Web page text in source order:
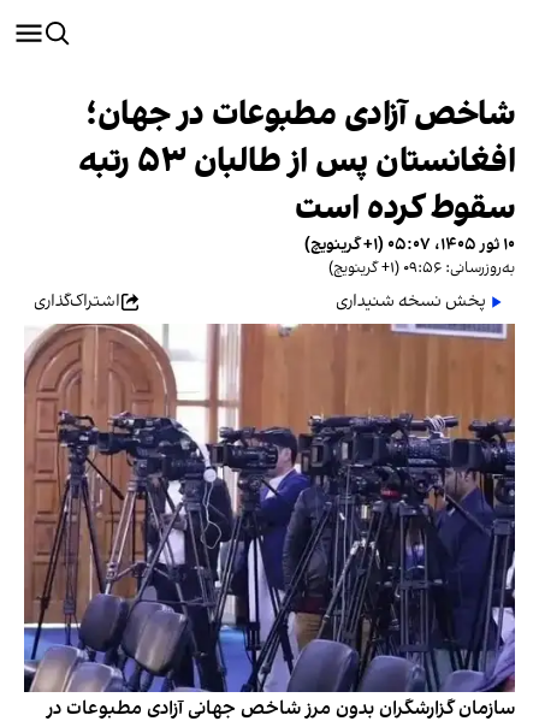
شاخص آزادی مطبوعات در جهان؛
افغانستان پس از طالبان ۵۳ رتبه
سقوط کرده است
۱۰ ثور ۱۴۰۵، ۰۵:۰۷ (‎+۱ گرینویچ)
به‌روزرسانی: ۰۹:۵۶ (‎+۱ گرینویچ)
پخش نسخه شنیداری اشتراک‌گذاری
سازمان گزارشگران بدون مرز شاخص جهانی آزادی مطبوعات در